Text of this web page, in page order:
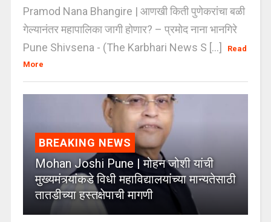
Pramod Nana Bhangire | आणखी किती पुणेकरांचा बळी
गेल्यानंतर महापालिका जागी होणार? – प्रमोद नाना भानगिरे
Pune Shivsena - (The Karbhari News S [...]
Read
More
BREAKING NEWS
Mohan Joshi Pune | मोहन जोशी यांची
मुख्यमंत्र्यांकडे विधी महाविद्यालयांच्या मान्यतेसाठी
तातडीच्या हस्तक्षेपाची मागणी